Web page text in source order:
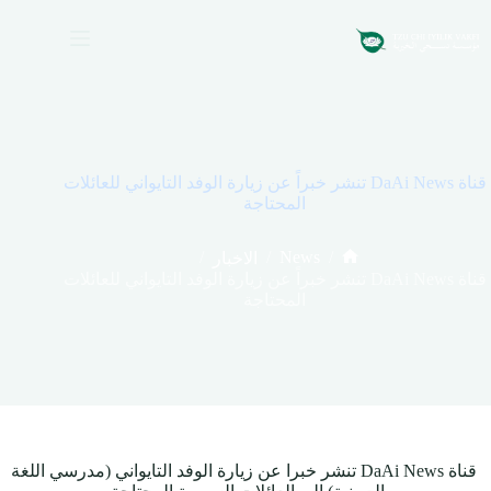
قناة DaAi News تنشر خبراً عن زيارة الوفد التايواني للعائلات
المحتاجة
قناة DaAi News تنشر خبرا عن زيارة الوفد التايواني (مدرسي اللغة